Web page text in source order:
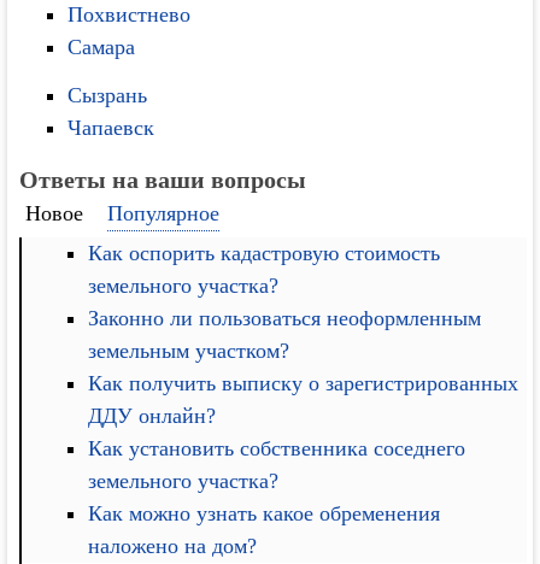
Похвистнево
Самара
Сызрань
Чапаевск
Ответы на ваши вопросы
Новое
Популярное
Как оспорить кадастровую стоимость
земельного участка?
Законно ли пользоваться неоформленным
земельным участком?
Как получить выписку о зарегистрированных
ДДУ онлайн?
Как установить собственника соседнего
земельного участка?
Как можно узнать какое обременения
наложено на дом?